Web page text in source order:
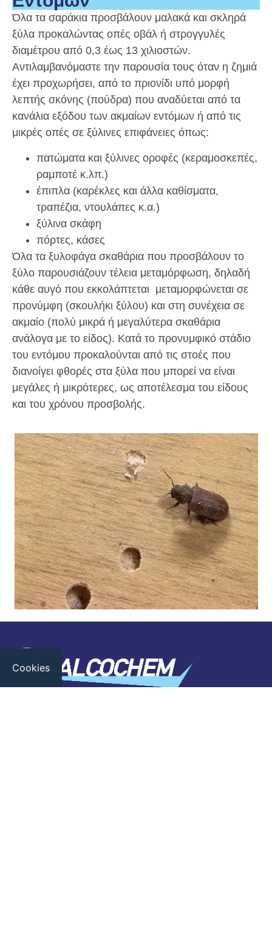
Cookies
Όλα τα σαράκια προσβάλουν μαλακά και σκληρά
ξύλα προκαλώντας οπές οβάλ ή στρογγυλές
διαμέτρου από 0,3 έως 13 χιλιοστών.
Αντιλαμβανόμαστε την παρουσία τους όταν η ζημιά
έχει προχωρήσει, από το πριονίδι υπό μορφή
λεπτής σκόνης (πούδρα) που αναδύεται από τα
κανάλια εξόδου των ακμαίων εντόμων ή από τις
μικρές οπές σε ξύλινες επιφάνειες όπως:
πατώματα και ξύλινες οροφές (κεραμοσκεπές,
ραμποτέ κ.λπ.)
έπιπλα (καρέκλες και άλλα καθίσματα,
τραπέζια, ντουλάπες κ.α.)
ξύλινα σκάφη
πόρτες, κάσες
Όλα τα ξυλοφάγα σκαθάρια που προσβάλουν το
ξύλο παρουσιάζουν τέλεια μεταμόρφωση, δηλαδή
κάθε αυγό που εκκολάπτεται μεταμορφώνεται σε
προνύμφη (σκουλήκι ξύλου) και στη συνέχεια σε
ακμαίο (πολύ μικρά ή μεγαλύτερα σκαθάρια
ανάλογα με το είδος). Κατά το προνυμφικό στάδιο
του εντόμου προκαλούνται από τις στοές που
διανοίγει φθορές στα ξύλα που μπορεί να είναι
μεγάλες ή μικρότερες, ως αποτέλεσμα του είδους
και του χρόνου προσβολής.